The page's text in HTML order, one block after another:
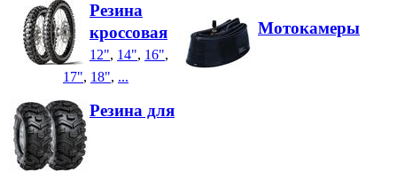
Резина
кроссовая
12", 14", 16",
17", 18", ...
Мотокамеры
Резина для